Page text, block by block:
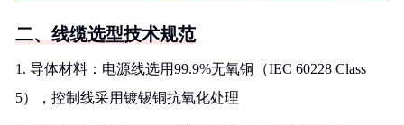
二、线缆选型技术规范
1. 导体材料：电源线选用99.9%无氧铜（IEC 60228 Class
5），控制线采用镀锡铜抗氧化处理